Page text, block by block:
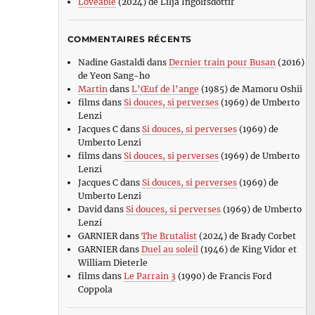
COMMENTAIRES RÉCENTS
Nadine Gastaldi dans Dernier train pour Busan (2016)
de Yeon Sang-ho
Martin dans L’Œuf de l’ange (1985) de Mamoru Oshii
filmsdans Si douces, si perverses(1969) de Umberto
Lenzi
Jacques Cdans Si douces, si perverses(1969) de
Umberto Lenzi
filmsdans Si douces, si perverses(1969) de Umberto
Lenzi
Jacques Cdans Si douces, si perverses(1969) de
Umberto Lenzi
David dans Si douces, si perverses(1969) de Umberto
Lenzi
GARNIERdans The Brutalist(2024) de Brady Corbet
GARNIERdans Duel au soleil (1946) de King Vidor et
William Dieterle
filmsdans Le Parrain 3 (1990) de Francis Ford
Coppola